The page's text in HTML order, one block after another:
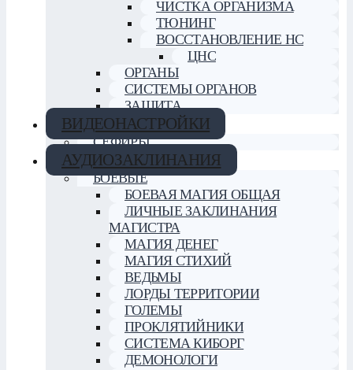
ЧИСТКА ОРГАНИЗМА
ТЮНИНГ
ВОССТАНОВЛЕНИЕ НС
ЦНС
ОРГАНЫ
СИСТЕМЫ ОРГАНОВ
ЗАЩИТА
ВИДЕОНАСТРОЙКИ
СЕФИРЫ
АУДИОЗАКЛИНАНИЯ
БОЕВЫЕ
БОЕВАЯ МАГИЯ ОБЩАЯ
ЛИЧНЫЕ ЗАКЛИНАНИЯ
МАГИСТРА
МАГИЯ ДЕНЕГ
МАГИЯ СТИХИЙ
ВЕДЬМЫ
ЛОРДЫ ТЕРРИТОРИИ
ГОЛЕМЫ
ПРОКЛЯТИЙНИКИ
СИСТЕМА КИБОРГ
ДЕМОНОЛОГИ